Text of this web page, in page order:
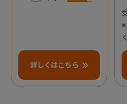
詳しくはこちら
く